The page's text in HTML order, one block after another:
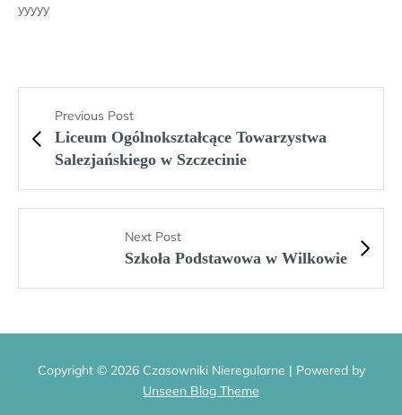
yyyyy
Previous Post
Liceum Ogólnokształcące Towarzystwa
Salezjańskiego w Szczecinie
Next Post
Szkoła Podstawowa w Wilkowie
Copyright © 2026 Czasowniki Nieregularne | Powered by
Unseen Blog Theme